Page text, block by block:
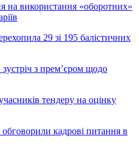
на використання «оборотних»
29 зі 195 балістичних
з прем’єром щодо
тендеру на оцінку
кадрові питання в